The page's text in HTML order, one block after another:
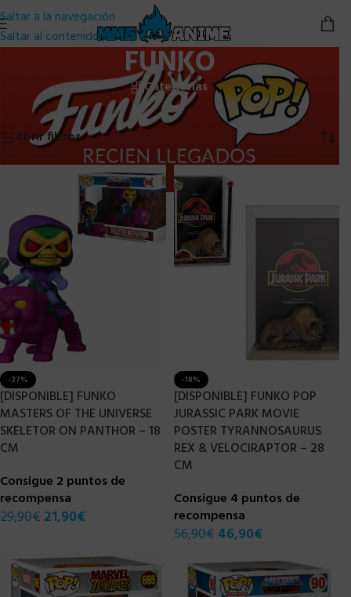
Saltar a la navegación
Saltar al contenido principal
FUNKO
Categorías
FUNKO Mostrando 1–24 de 109 resultados
Abrir filtros
-27%
[DISPONIBLE] FUNKO
MASTERS OF THE UNIVERSE
SKELETOR ON PANTHOR – 18
CM
Consigue 2 puntos de
recompensa
29,90€ 21,90€
-18%
[DISPONIBLE] FUNKO POP
JURASSIC PARK MOVIE
POSTER TYRANNOSAURUS
REX & VELOCIRAPTOR – 28
CM
Consigue 4 puntos de
recompensa
56,90€ 46,90€